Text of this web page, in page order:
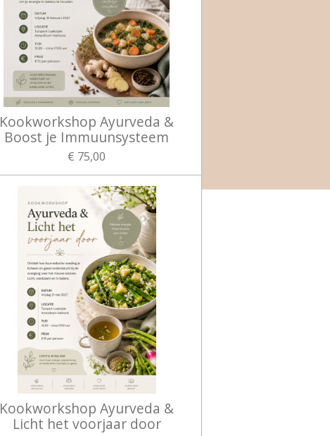
Kookworkshop Ayurveda &
Boost je Immuunsysteem
€ 75,00
Kookworkshop Ayurveda &
Licht het voorjaar door